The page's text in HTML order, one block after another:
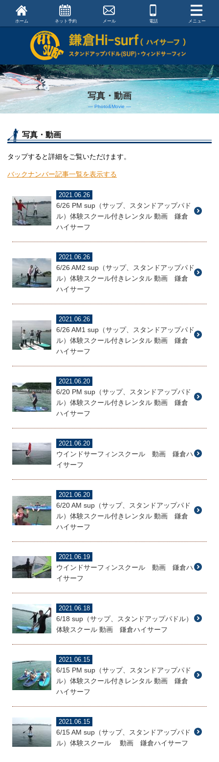
ホーム ネット予約 メール 電話 メニュー
写真・動画
― Photo&Movie ―
写真・動画
タップすると詳細をご覧いただけます。
バックナンバー記事一覧を表示する
2021.06.26
6/26 PM sup（サップ、スタンドアップパド
ル）体験スクール付きレンタル 動画 鎌倉
ハイサーフ
2021.06.26
6/26 AM2 sup（サップ、スタンドアップパド
ル）体験スクール付きレンタル 動画 鎌倉
ハイサーフ
2021.06.26
6/26 AM1 sup（サップ、スタンドアップパド
ル）体験スクール付きレンタル 動画 鎌倉
ハイサーフ
2021.06.20
6/20 PM sup（サップ、スタンドアップパド
ル）体験スクール付きレンタル 動画 鎌倉
ハイサーフ
2021.06.20
ウインドサーフィンスクール 動画 鎌倉ハ
イサーフ
2021.06.20
6/20 AM sup（サップ、スタンドアップパド
ル）体験スクール付きレンタル 動画 鎌倉
ハイサーフ
2021.06.19
ウインドサーフィンスクール 動画 鎌倉ハ
イサーフ
2021.06.18
6/18 sup（サップ、スタンドアップパドル）
体験スクール 動画 鎌倉ハイサーフ
2021.06.15
6/15 PM sup（サップ、スタンドアップパド
ル）体験スクール付きレンタル 動画 鎌倉
ハイサーフ
2021.06.15
6/15 AM sup（サップ、スタンドアップパド
ル）体験スクール 動画 鎌倉ハイサーフ